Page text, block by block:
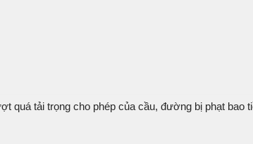
quá tải trọng cho phép của cầu, đường bị phạt bao